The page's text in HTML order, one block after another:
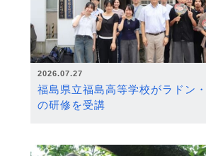
2026.07.27
福島県立福島高等学校がラドン
の研修を受講